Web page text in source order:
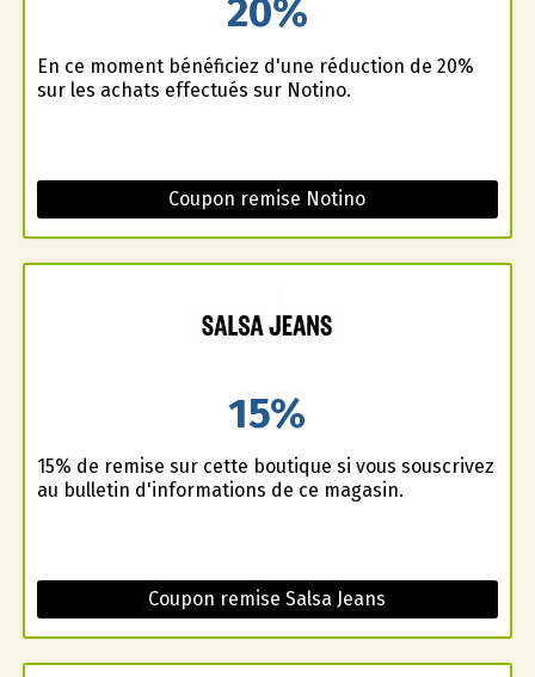
20%
En ce moment bénéficiez d'une réduction de 20%
sur les achats effectués sur Notino.
Coupon remise Notino
15%
15% de remise sur cette boutique si vous souscrivez
au bulletin d'informations de ce magasin.
Coupon remise Salsa Jeans